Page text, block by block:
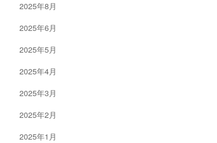
2025年8月
2025年6月
2025年5月
2025年4月
2025年3月
2025年2月
2025年1月